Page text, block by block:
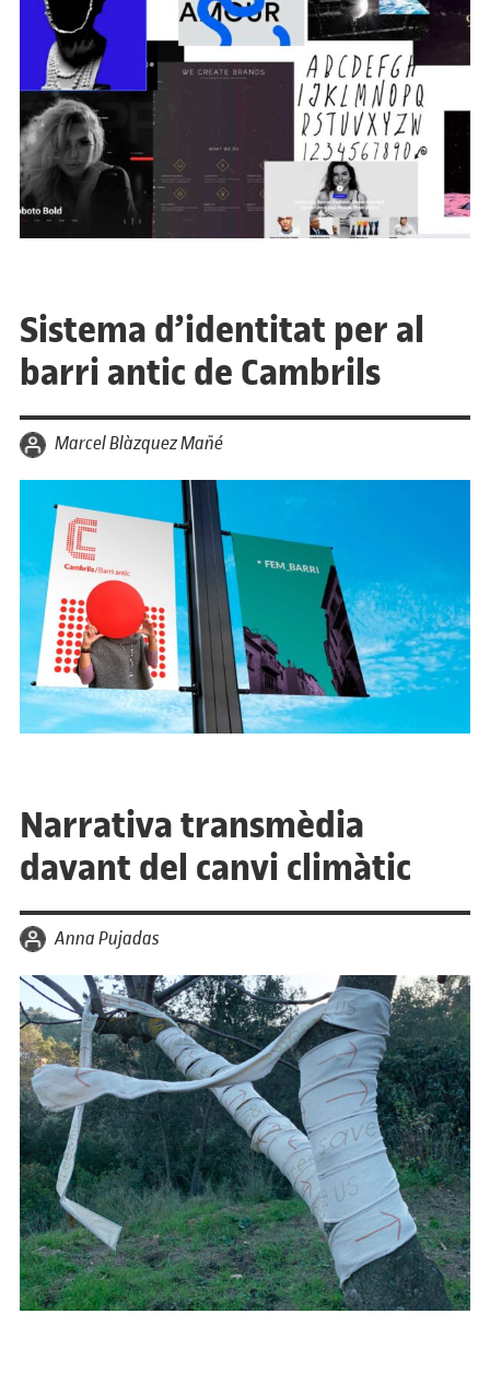
Sistema d’identitat per al
barri antic de Cambrils
per Marcel Blàzquez Mañé
Narrativa transmèdia
davant del canvi climàtic
per Anna Pujadas